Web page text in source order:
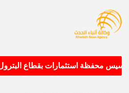
محفظة استثمارات بقطاع البترول